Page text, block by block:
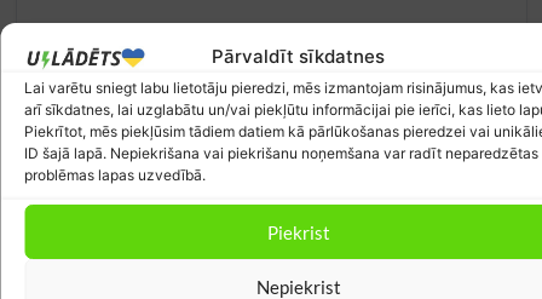
Pārvaldīt sīkdatnes
Lai varētu sniegt labu lietotāju pieredzi, mēs izmantojam risinājumus, kas
arī sīkdatnes, lai uzglabātu un/vai piekļūtu informācijai pie ierīci, kas lieto
Piekrītot, mēs piekļūsim tādiem datiem kā pārlūkošanas pieredzei vai
ID šajā lapā. Nepiekrišana vai piekrišanu noņemšana var radīt neparedzētas
problēmas lapas uzvedībā.
Piekrist
Nepiekrist
PUBLISKĀ UZLĀDE
Reģistrējies Octopus Electroverse tīklā caur šo saiti un
saņem 10 EUR uzlādes kredītu. Piekļuve vairāk nekā 1
miljonam publisko uzlādes punktu visā Eiropā ar vienu kontu
un karti — nav jāžonglē ar desmitiem dažādu tīklu lietotņu.
Kredīts ieskaitās 24 h laikā pēc pirmās veiksmīgās uzlādes.
Skatīt piedāvājumu
Pārbaudīts: 04.08.2026